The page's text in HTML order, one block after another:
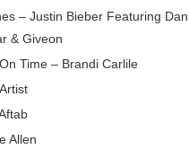
– Justin Bieber Featuring
& Giveon
Time – Brandi Carlile
Allen